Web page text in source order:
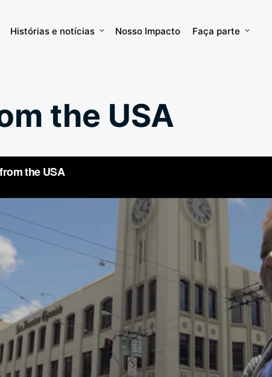
Histórias e notícias Nosso Impacto Faça parte
the USA